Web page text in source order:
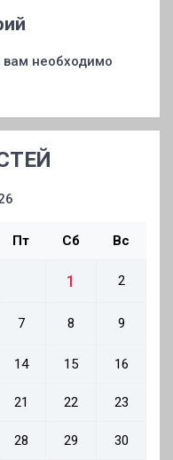
необходимо
Пт Сб Вс
1 2
7 8 9
14 15 16
21 22 23
28 29 30